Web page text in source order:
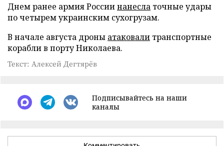
Днем ранее армия Россиинанесла точные удары
по четырем украинским сухогрузам.
В начале августа дроны атаковали транспортные
корабли в порту Николаева.
Текст: Алексей Дегтярёв
Подписывайтесь на наши
каналы